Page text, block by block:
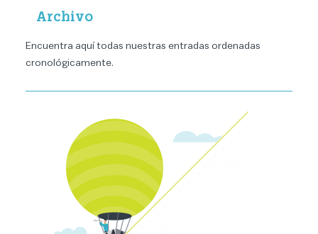
Archivo
Encuentra aquí todas nuestras entradas ordenadas
cronológicamente.